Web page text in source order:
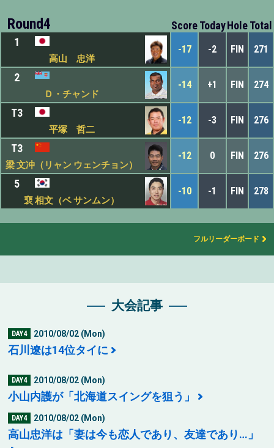
Round4 ScoreTodayHoleTotal
1
高山 忠洋
-17 -2 FIN 271
2
Ｄ・チャンド
-14 +1 FIN 274
T3
平塚 哲二
-12 -3 FIN 276
T3
梁 文冲（リャン ウェンチョン）
-12 0 FIN 276
5
裵 相文（ベ サンムン）
-10 -1 FIN 278
フルリーダーボード
大会記事
DAY4 2010/08/02 (Mon)
石川遼は14位タイに
DAY4 2010/08/02 (Mon)
小山内護が「北海道スイングを狙う」
DAY4 2010/08/02 (Mon)
高山忠洋は「妻は今も恋人であり、友達であり…」